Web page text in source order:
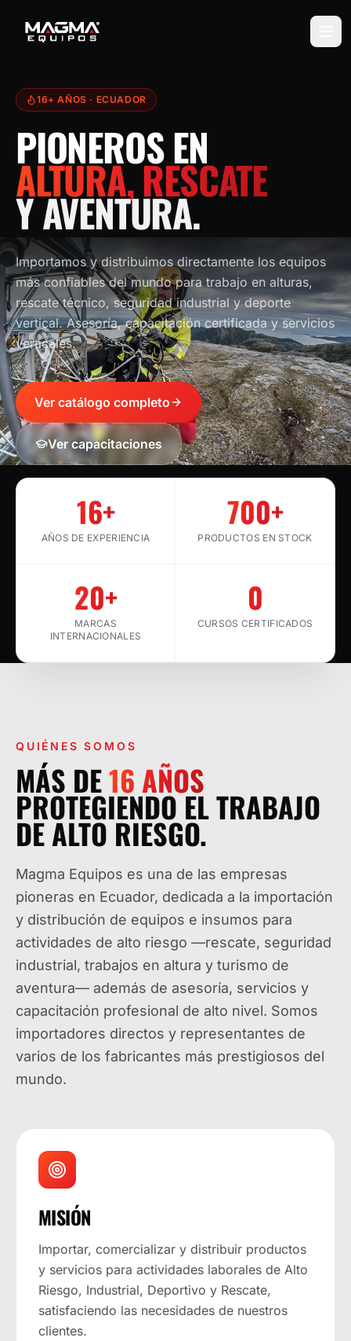
16+ AÑOS · ECUADOR
PIONEROS EN
ALTURA, RESCATE
Y AVENTURA.
Importamos y distribuimos directamente los equipos
más confiables del mundo para trabajo en alturas,
rescate técnico, seguridad industrial y deporte
vertical. Asesoría, capacitación certificada y servicios
verticales.
Ver catálogo completo
Ver capacitaciones
16+
AÑOS DE EXPERIENCIA
700+
PRODUCTOS EN STOCK
20+
MARCAS
INTERNACIONALES
0
CURSOS CERTIFICADOS
QUIÉNES SOMOS
MÁS DE16 AÑOS
PROTEGIENDO EL TRABAJO
DE ALTO RIESGO.
Magma Equipos es una de las empresas
pioneras en Ecuador, dedicada a la importación
y distribución de equipos e insumos para
actividades de alto riesgo —rescate, seguridad
industrial, trabajos en altura y turismo de
aventura— además de asesoría, servicios y
capacitación profesional de alto nivel. Somos
importadores directos y representantes de
varios de los fabricantes más prestigiosos del
mundo.
MISIÓN
Importar, comercializar y distribuir productos
y servicios para actividades laborales de Alto
Riesgo, Industrial, Deportivo y Rescate,
satisfaciendo las necesidades de nuestros
clientes.